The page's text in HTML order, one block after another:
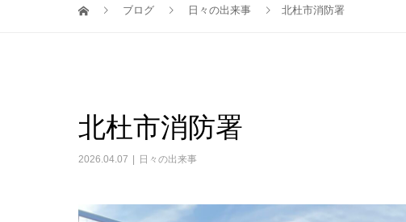
ブログ 日々の出来事 北杜市消防署
北杜市消防署
2026.04.07 日々の出来事